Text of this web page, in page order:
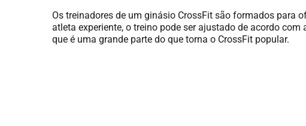
Os treinadores de um ginásio CrossFit são formados para
atleta experiente, o treino pode ser ajustado de acordo
que é uma grande parte do que torna o CrossFit popular.